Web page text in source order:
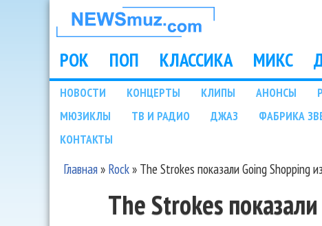
НОВОСТИ
МУЗЫКИ И
ШОУ БИЗНЕСА
NEWSMUZ.COM
Main menu
РОК ПОП КЛАССИКА МИКС
Подразделы
НОВОСТИ КОНЦЕРТЫ КЛИПЫ АНОНСЫ
МЮЗИКЛЫ
ТВ И РАДИО ДЖАЗ ФАБРИКА
КОНТАКТЫ
Главная» Rock» The Strokes показали Going Shopping
The Strokes